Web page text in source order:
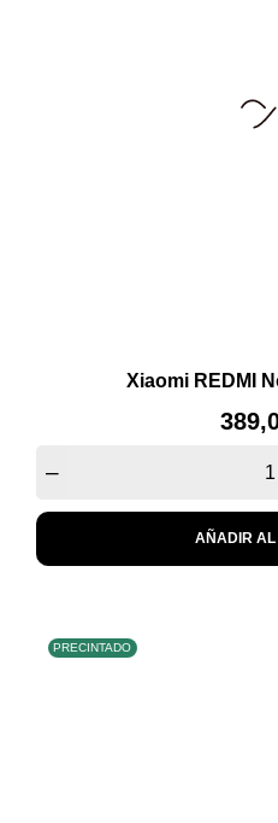
Xiaomi REDMI
–
AÑADIR AL
PRECINTADO